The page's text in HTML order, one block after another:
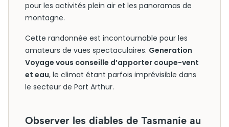
pour les activités plein air et les panoramas de
montagne.
Cette randonnée est incontournable pour les
amateurs de vues spectaculaires. Generation
Voyage vous conseille d’apporter coupe-vent
et eau, le climat étant parfois imprévisible dans
le secteur de Port Arthur.
Observer les diables de Tasmanie au